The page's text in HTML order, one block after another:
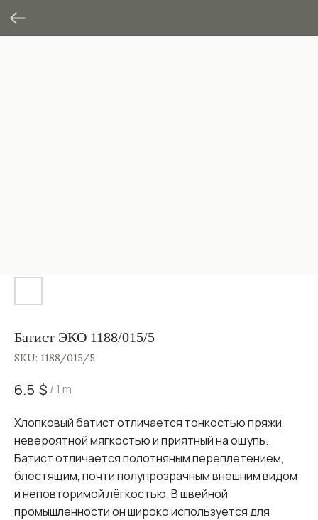
Батист ЭКО 1188/015/5
SKU: 1188/015/5
6.5 $ / 1 m
Хлопковый батист отличается тонкостью пряжи,
невероятной мягкостью и приятный на ощупь.
Батист отличается полотняным переплетением,
блестящим, почти полупрозрачным внешним видом
и неповторимой лёгкостью. В швейной
промышленности он широко используется для